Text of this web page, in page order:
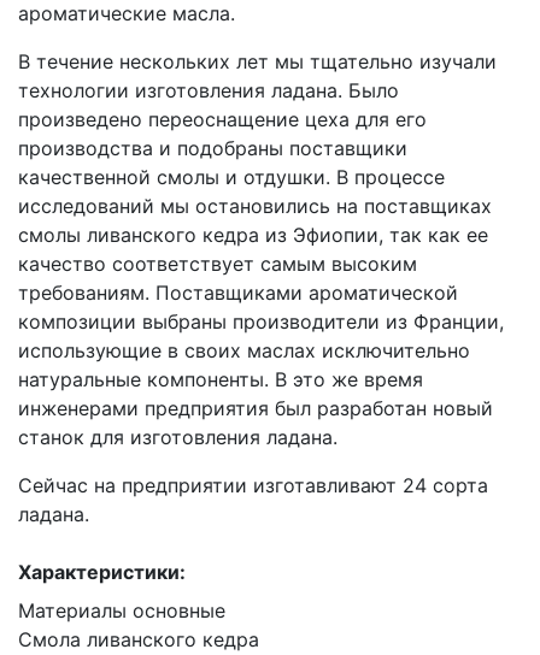
ароматические масла.
В течение нескольких лет мы тщательно изучали
технологии изготовления ладана. Было
произведено переоснащение цеха для его
производства и подобраны поставщики
качественной смолы и отдушки. В процессе
исследований мы остановились на поставщиках
смолы ливанского кедра из Эфиопии, так как ее
качество соответствует самым высоким
требованиям. Поставщиками ароматической
композиции выбраны производители из Франции,
использующие в своих маслах исключительно
натуральные компоненты. В это же время
инженерами предприятия был разработан новый
станок для изготовления ладана.
Сейчас на предприятии изготавливают 24 сорта
ладана.
Характеристики:
Материалы основные
Смола ливанского кедра